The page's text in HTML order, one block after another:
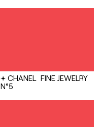
CHANEL FINE JEWELRY
N°5